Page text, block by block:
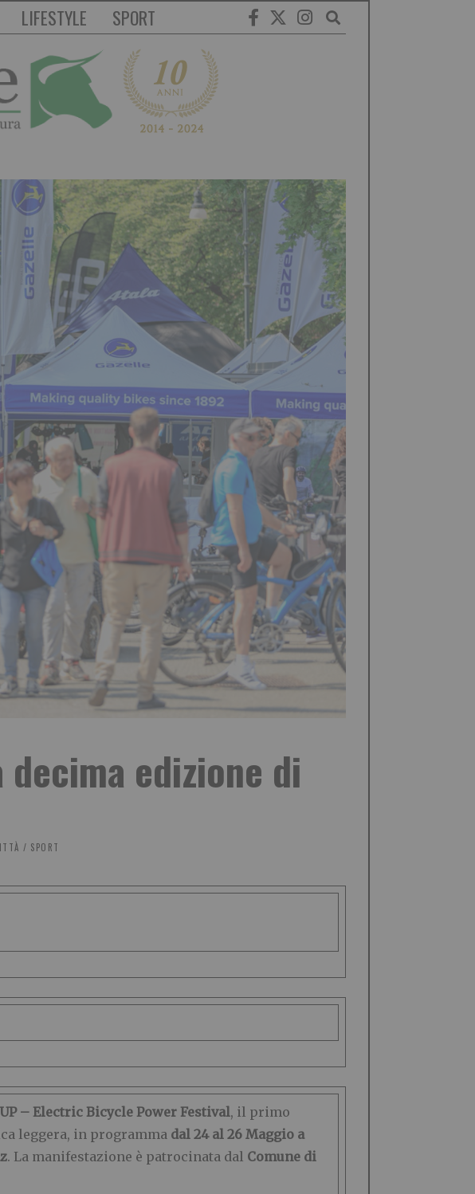
LIFESTYLE SPORT
edizione di
/ SPORT
– Electric Bicycle Power Festival, il primo
leggera, in programma dal 24 al 26 Maggio a
. La manifestazione è patrocinata dal Comune di